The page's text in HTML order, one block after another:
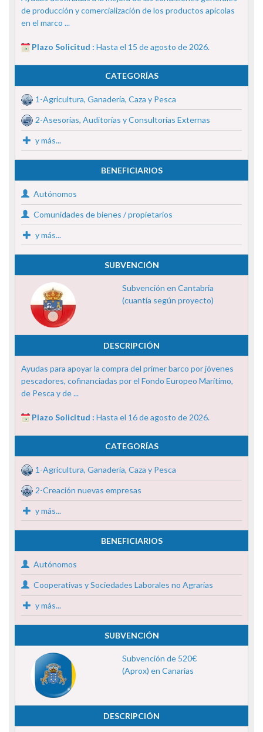
de producción y comercialización de los productos apícolas
en el marco ...
Plazo Solicitud : Hasta el 15 de agosto de 2026.
CATEGORÍAS
1-Agricultura, Ganadería, Caza y Pesca
2-Asesorías, Auditorías y Consultorías Externas
y más...
BENEFICIARIOS
Autónomos
Comunidades de bienes / propietarios
y más...
SUBVENCIÓN
Subvención en Cantabria
(cuantía según proyecto)
DESCRIPCIÓN
Ayudas para apoyar la compra del primer barco por jóvenes
pescadores, cofinanciadas por el Fondo Europeo Marítimo,
de Pesca y de ...
Plazo Solicitud : Hasta el 16 de agosto de 2026.
CATEGORÍAS
1-Agricultura, Ganadería, Caza y Pesca
2-Creación nuevas empresas
y más...
BENEFICIARIOS
Autónomos
Cooperativas y Sociedades Laborales no Agrarias
y más...
SUBVENCIÓN
Subvención de 520€
(Aprox) en Canarias
DESCRIPCIÓN